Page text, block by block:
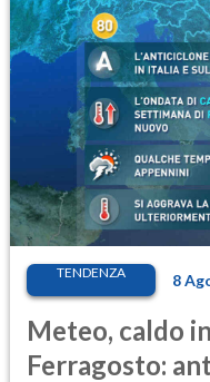
TENDENZA 8
Meteo, caldo
Ferragosto: